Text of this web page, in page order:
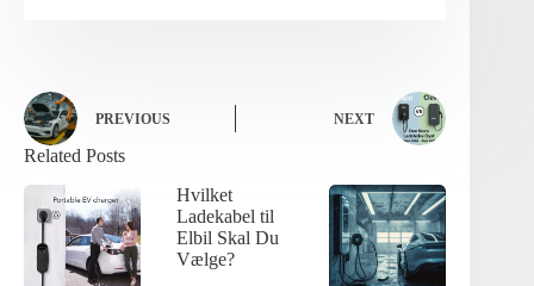
PREVIOUS NEXT
Related Posts
Hvilket
Ladekabel til
Elbil Skal Du
Vælge?